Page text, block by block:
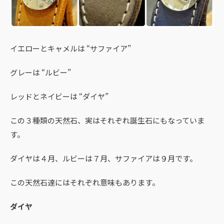
イエローとキャメルは “サファイア”
グレーは “ルビー”
レッドとネイビーは “ダイヤ”
この３種類の天然石、実はそれぞれ誕生石にもなっていま
す。
ダイヤは４月、ルビーは７月、サファイアは９月です。
この天然石達にはそれぞれ意味もあります。
ダイヤ